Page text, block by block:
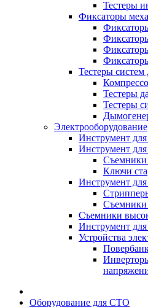
Тестеры
Фиксаторы
Тестеры систем
Тестеры
Тестеры
Электрооборудование
Инструмент для
Инструмент для
Съемники
Ключи
Инструмент
Съемники
Инструмент для
Устройства
Оборудование для СТО